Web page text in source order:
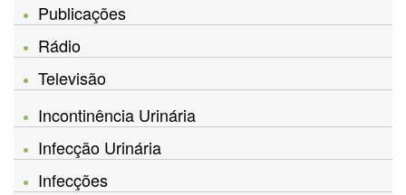
Publicações
Rádio
Televisão
Incontinência Urinária
Infecção Urinária
Infecções